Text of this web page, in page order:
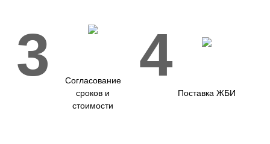
3
Согласование
сроков и
стоимости
4
Поставка ЖБИ